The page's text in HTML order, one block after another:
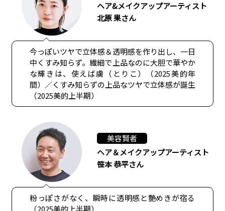
ヘア&メイクアップアーティスト
北原 果さん
今っぽいツヤで立体感＆透明感を作り出し、一日
中くすみ知らず。繊細で上品なのに大胆で華やか
な輝きは、使えば虜（とりこ）（2025美的年
間）／くすみ知らずの上品なツヤで立体感が誕生
（2025美的上半期）
美容賢者
ヘア＆メイクアップアーティスト
笹本 恭平さん
粉っぽさがなく、瞬時に透明感と艶めきが宿る
（2025美的上半期）